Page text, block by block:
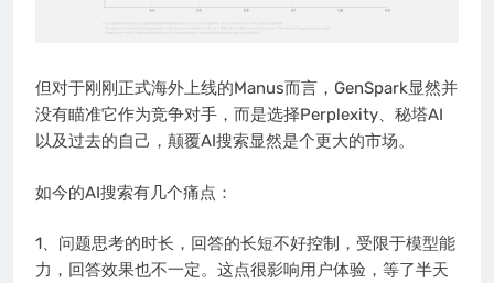
但对于刚刚正式海外上线的Manus而言，GenSpark显然并
没有瞄准它作为竞争对手，而是选择Perplexity、秘塔AI
以及过去的自己，颠覆AI搜索显然是个更大的市场。
如今的AI搜索有几个痛点：
1、问题思考的时长，回答的长短不好控制，受限于模型能
力，回答效果也不一定。这点很影响用户体验，等了半天